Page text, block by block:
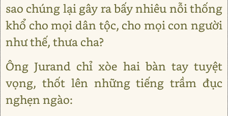
sao chúng lại gây ra bấy nhiêu nỗi thống
khổ cho mọi dân tộc, cho mọi con người
như thế, thưa cha?
Ông Jurand chỉ xòe hai bàn tay tuyệt
vọng, thốt lên những tiếng trầm đục
nghẹn ngào: